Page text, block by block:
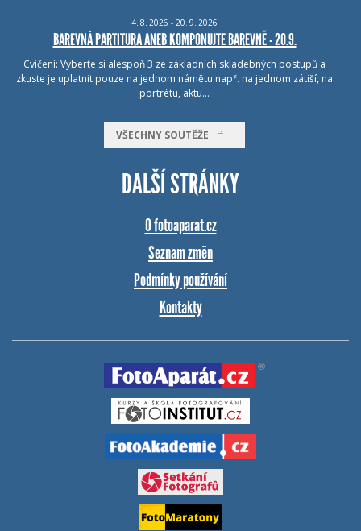
4. 8. 2026 - 20. 9. 2026
BAREVNÁ PARTITURA ANEB KOMPONUJTE BAREVNĚ - 20.9.
Cvičení: Vyberte si alespoň 3 ze základních skladebných postupů a
zkuste je uplatnit pouze na jednom námětu např. na jednom zátiší, na
portrétu, aktu…
VŠECHNY SOUTĚŽE
DALŠÍ STRÁNKY
O fotoaparat.cz
Seznam změn
Podmínky používání
Kontakty